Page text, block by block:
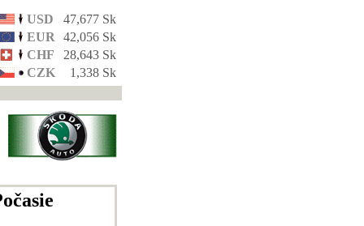
USD
47,677 Sk
EUR
42,056 Sk
CHF
28,643 Sk
CZK
1,338 Sk